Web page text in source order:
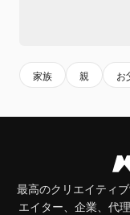
家族 親 お
最高のクリエイティ
エイター、企業、代